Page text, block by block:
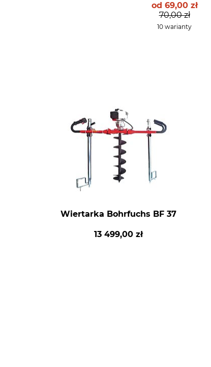
od 69,00 zł
70,00 zł
10 warianty
Wiertarka Bohrfuchs BF 37
13 499,00 zł